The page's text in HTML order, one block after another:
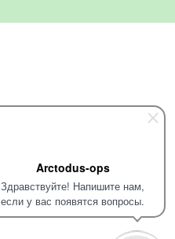
Arctodus-ops
Здравствуйте! Напишите нам,
если у вас появятся вопросы.